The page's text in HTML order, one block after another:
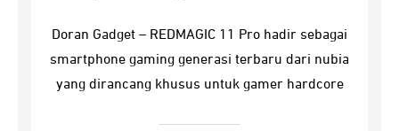
Doran Gadget – REDMAGIC 11 Pro hadir sebagai
smartphone gaming generasi terbaru dari nubia
yang dirancang khusus untuk gamer hardcore